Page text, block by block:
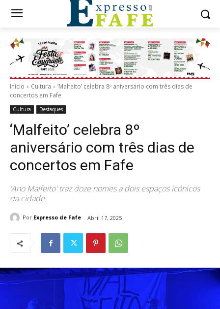
Início Cultura
‘Malfeito’ celebra 8º aniversário com três dias de
concertos em Fafe
Cultura Destaques
‘Malfeito’ celebra 8º
aniversário com três dias de
concertos em Fafe
'Ano Malfeito' traz doze nomes a dois espaços icónicos
da cidade.
Por Expresso de Fafe Abril 17, 2025